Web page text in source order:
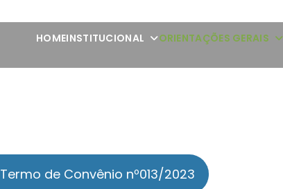
HOMEINSTITUCIONAL ORIENTAÇÕES GERAIS
Termo de Convênio nº013/2023